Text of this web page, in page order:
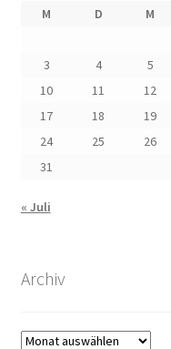
M D M
3
4 5
10
11 12
17
18 19
24
25 26
31
« Juli
Archiv
Archiv